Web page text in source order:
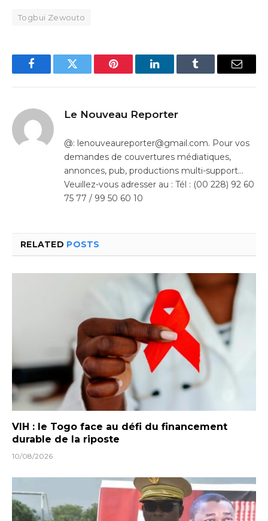
Togbui Zewouto
FacebookTwitter Pinterest LinkedInTumblr Email
Le Nouveau Reporter
@: lenouveaureporter@gmail.com. Pour vos
demandes de couvertures médiatiques,
annonces, pub, productions multi-support…
Veuillez-vous adresser au : Tél : (00 228) 92 60
75 77 / 99 50 60 10
RELATED POSTS
VIH : le Togo face au défi du financement
durable de la riposte
10/08/2026